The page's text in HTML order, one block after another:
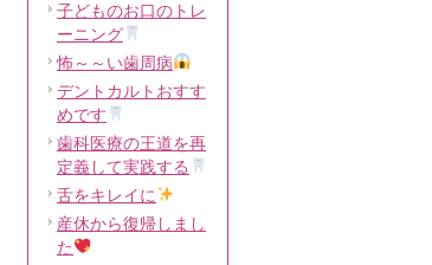
子どものお口のトレ
ーニング
怖～～い歯周病
デントカルトおすす
めです
歯科医療の王道を再
定義して実践する
舌をキレイに
産休から復帰しまし
た